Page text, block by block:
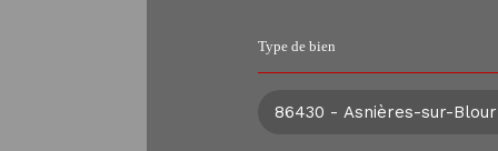
Type de bien
86430 - Asnières-sur-Blour